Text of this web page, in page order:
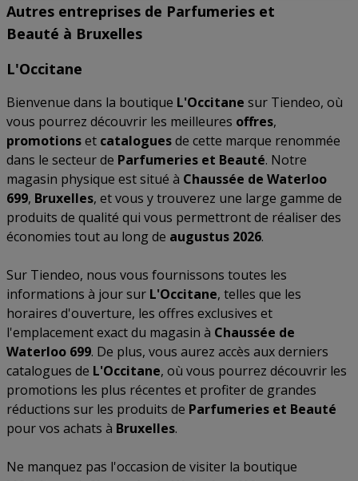
Autres entreprises de Parfumeries et
Beauté à Bruxelles
L'Occitane
Bienvenue dans la boutique L'Occitane sur Tiendeo, où
vous pourrez découvrir les meilleures offres,
promotionset cataloguesde cette marque renommée
dans le secteur de Parfumeries et Beauté. Notre
magasin physique est situé à Chaussée de Waterloo
699, Bruxelles, et vous y trouverez une large gamme de
produits de qualité qui vous permettront de réaliser des
économies tout au long de augustus 2026.
Sur Tiendeo, nous vous fournissons toutes les
informations à jour sur L'Occitane, telles que les
horaires d'ouverture, les offres exclusives et
l'emplacement exact du magasin à Chaussée de
Waterloo 699. De plus, vous aurez accès aux derniers
catalogues de L'Occitane, où vous pourrez découvrir les
promotions les plus récentes et profiter de grandes
réductions sur les produits de Parfumeries et Beauté
pour vos achats à Bruxelles.
Ne manquez pas l'occasion de visiter la boutique